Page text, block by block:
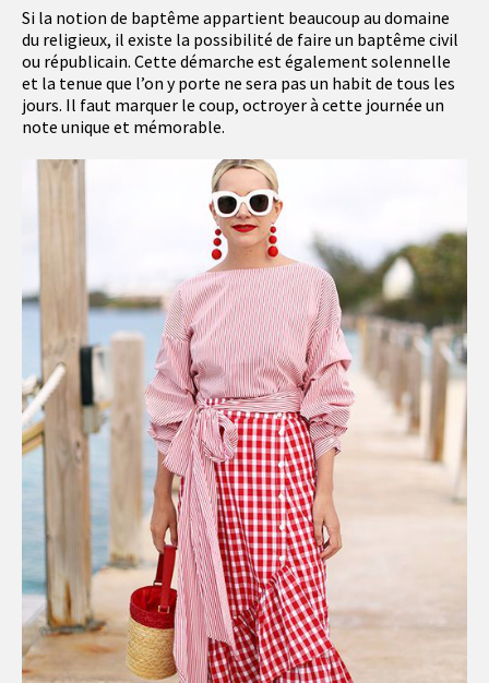
Si la notion de baptême appartient beaucoup au domaine
du religieux, il existe la possibilité de faire un baptême civil
ou républicain. Cette démarche est également solennelle
et la tenue que l’on y porte ne sera pas un habit de tous les
jours. Il faut marquer le coup, octroyer à cette journée un
note unique et mémorable.